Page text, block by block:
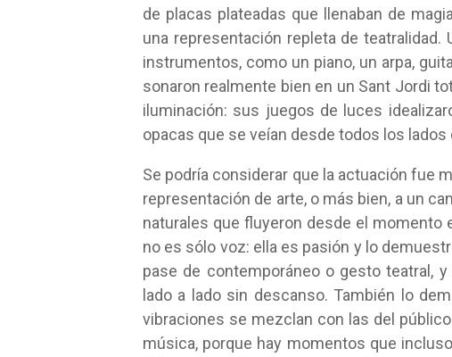
de placas plateadas que llenaban de
una representación repleta de
instrumentos, como un piano, un arpa,
sonaron realmente bien en un Sant Jordi
iluminación: sus juegos de luces
opacas que se veían desde todos los lados
Se podría considerar que la actuación fue
representación de arte, o más bien, a un
naturales que fluyeron desde el momento
no es sólo voz: ella es pasión y lo
pase de contemporáneo o gesto teatral,
lado a lado sin descanso. También lo
vibraciones se mezclan con las del
música, porque hay momentos que